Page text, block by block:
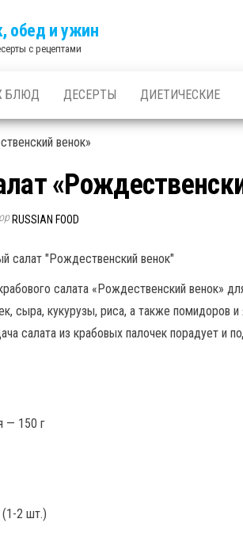
обед и ужин
с рецептами
БЛЮД ДЕСЕРТЫ ДИЕТИЧЕСКИЕ
RUSSIAN FOOD
салата «Рождественский венок»
сыра, кукурузы, риса, а также помидоров
салата из крабовых палочек порадует и
— 150 г
2 шт.)